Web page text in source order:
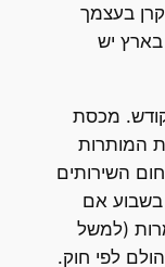
הקרן בעצמך
יש
מכסת
השירותים
(43 שעות בשבוע אם
(למשל
לפי חוק.